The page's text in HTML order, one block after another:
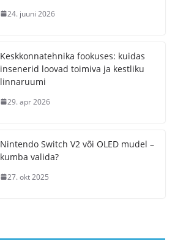
24. juuni 2026
Keskkonnatehnika fookuses: kuidas
insenerid loovad toimiva ja kestliku
linnaruumi
29. apr 2026
Nintendo Switch V2 või OLED mudel –
kumba valida?
27. okt 2025